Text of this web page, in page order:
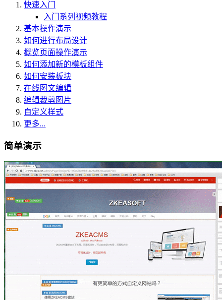
快速入门
入门系列视频教程
基本操作演示
如何进行布局设计
概览页面操作演示
如何添加新的模板组件
如何安装板块
在线图文编辑
编辑裁剪图片
自定义样式
更多...
简单演示